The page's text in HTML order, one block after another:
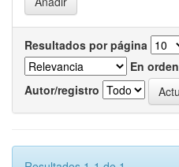
Resultados por página
En orden
Autor/registro